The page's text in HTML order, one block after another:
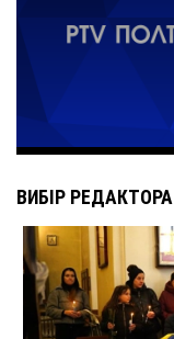
ВИБІР РЕДАКТОРА